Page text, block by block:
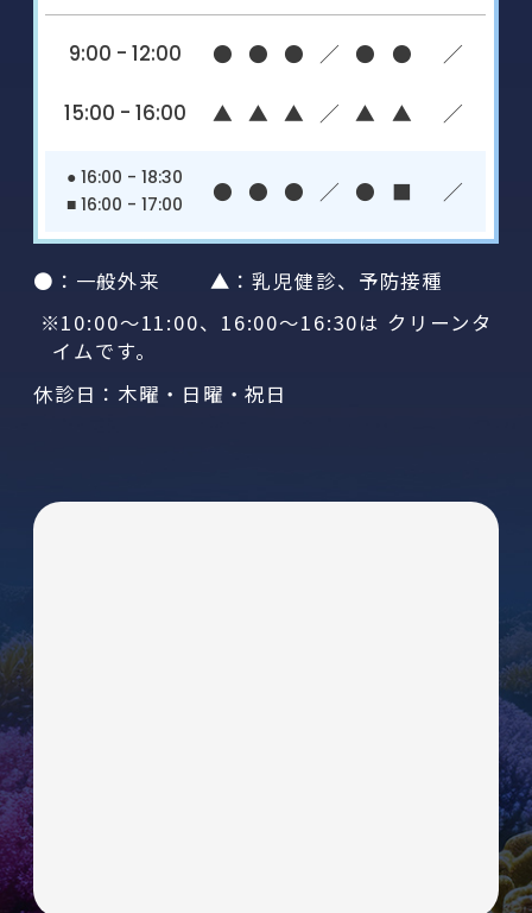
9:00 - 12:00 ● ● ● ／ ● ● ／
15:00 - 16:00 ▲ ▲ ▲ ／ ▲ ▲ ／
● 16:00 - 18:30
■ 16:00 - 17:00
● ● ● ／ ● ■ ／
●：一般外来 ▲：乳児健診、予防接種
※10:00～11:00、16:00～16:30は クリーンタ
イムです。
休診日：木曜・日曜・祝日